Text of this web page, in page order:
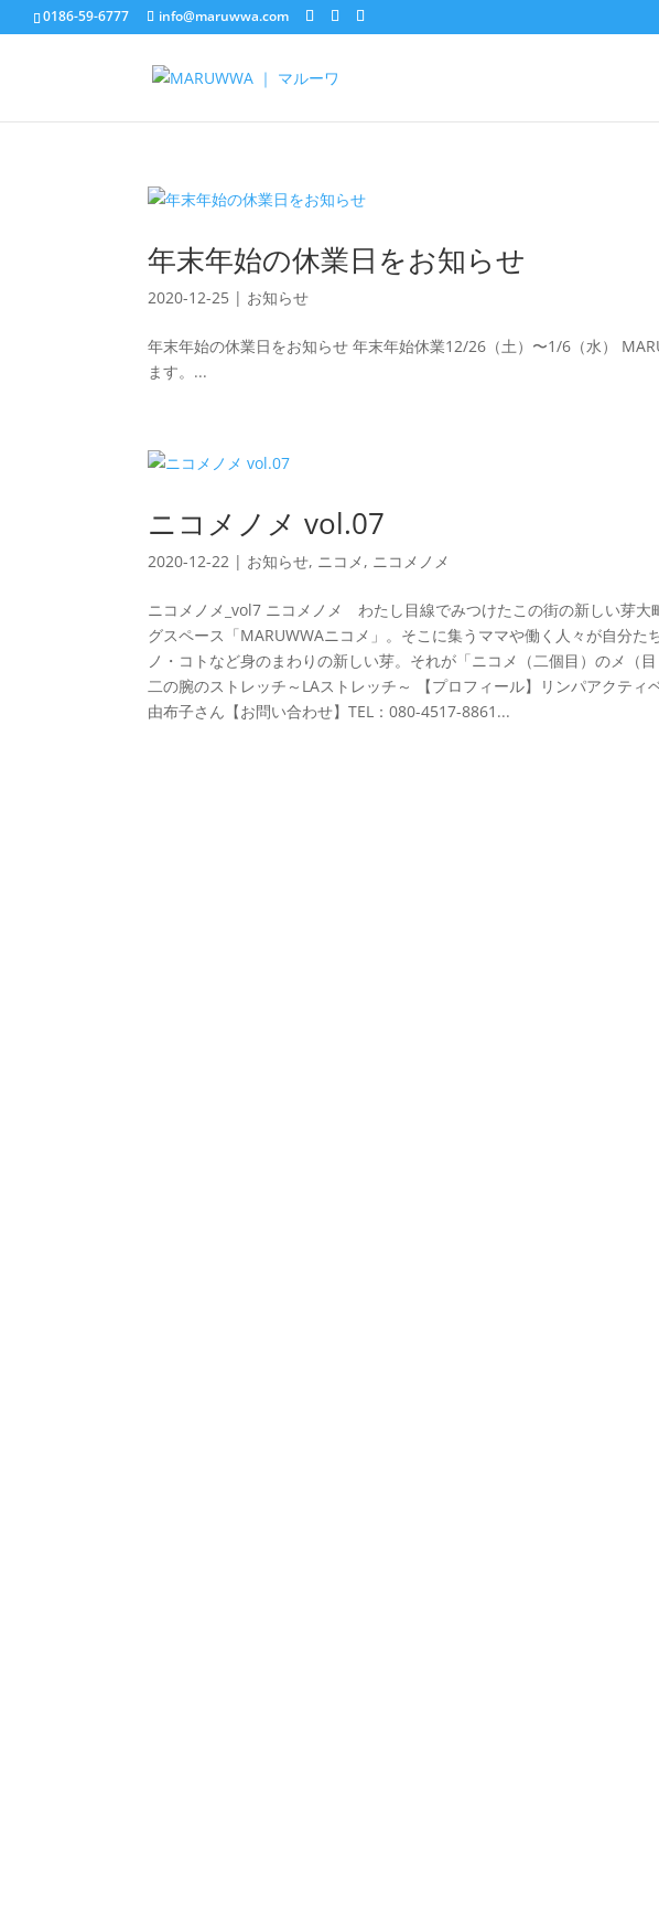
0186-59-6777 info@maruwwa.com
年末年始の休業日をお知らせ
2020-12-25 | お知らせ
年末年始の休業日をお知らせ 年末年始休業12/26（土）〜1/6（水）
ます。...
ニコメノメ vol.07
2020-12-22 | お知らせ, ニコメ , ニコメノメ
ニコメノメ_vol7 ニコメノメ わたし目線でみつけたこの街の新しい芽大
グスペース「MARUWWAニコメ」。そこに集うママや働く人々が自分
ノ・コトなど身のまわりの新しい芽。それが「ニコメ（二個目）のメ
二の腕のストレッチ～LAストレッチ～ 【プロフィール】リンパアクテ
由布子さん【お問い合わせ】TEL：080-4517-8861...